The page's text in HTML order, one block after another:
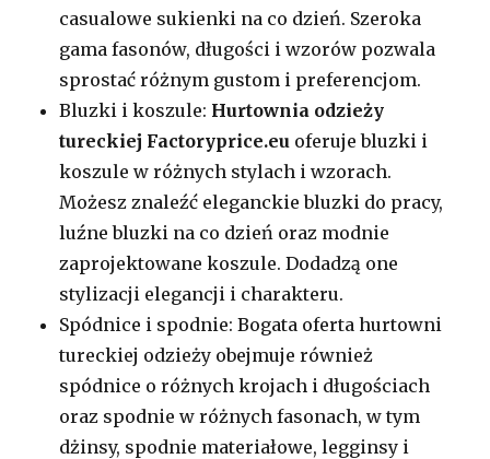
casualowe sukienki na co dzień. Szeroka
gama fasonów, długości i wzorów pozwala
sprostać różnym gustom i preferencjom.
Bluzki i koszule: Hurtownia odzieży
tureckiej Factoryprice.eu oferuje bluzki i
koszule w różnych stylach i wzorach.
Możesz znaleźć eleganckie bluzki do pracy,
luźne bluzki na co dzień oraz modnie
zaprojektowane koszule. Dodadzą one
stylizacji elegancji i charakteru.
Spódnice i spodnie: Bogata oferta hurtowni
tureckiej odzieży obejmuje również
spódnice o różnych krojach i długościach
oraz spodnie w różnych fasonach, w tym
dżinsy, spodnie materiałowe, legginsy i